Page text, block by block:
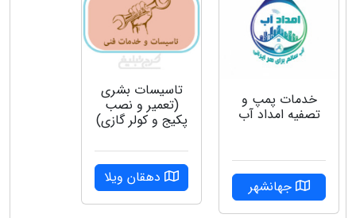
خدمات پمپ و
تصفیه امداد آب
جهانشهر
تاسیسات بشری
(تعمیر و نصب
پکیج و کولر گازی)
دهقان ویلا